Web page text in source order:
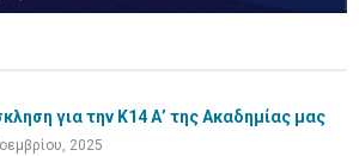
για την Κ14 Α’ της Ακαδημίας μας
2025